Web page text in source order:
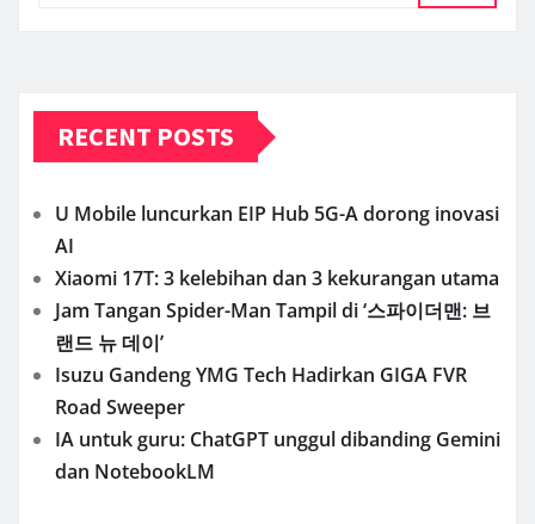
RECENT POSTS
U Mobile luncurkan EIP Hub 5G-A dorong inovasi
AI
Xiaomi 17T: 3 kelebihan dan 3 kekurangan utama
Jam Tangan Spider-Man Tampil di ‘스파이더맨: 브
랜드 뉴 데이’
Isuzu Gandeng YMG Tech Hadirkan GIGA FVR
Road Sweeper
IA untuk guru: ChatGPT unggul dibanding Gemini
dan NotebookLM